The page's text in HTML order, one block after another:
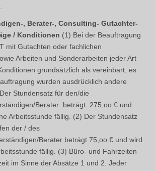
, Berater-, Consulting- Gutachter-
/ Konditionen (1) Bei der Beauftragung
mit Gutachten oder fachlichen
Arbeiten und Sonderarbeiten jeder Art
grundsätzlich als vereinbart, es
wurden ausdrücklich andere
Stundensatz für den/die
Berater beträgt: 275,oo € und
Arbeitsstunde fällig. (2) Der Stundensatz
der / des
Berater beträgt 75,oo € und wird
fällig. (3) Büro- und Fahrzeiten
im Sinne der Absätze 1 und 2. Jeder